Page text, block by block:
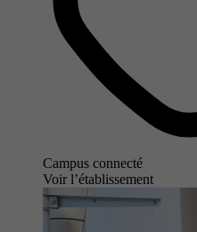
Campus connecté
Voir l’établissement